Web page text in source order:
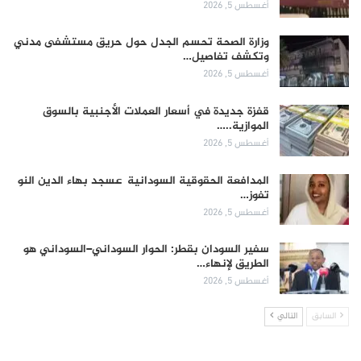
أغسطس 5, 2026
وزارة الصحة تحسم الجدل حول حريق مستشفى مدني
وتكشف تفاصيل…
أغسطس 5, 2026
قفزة جديدة في أسعار العملات الأجنبية بالسوق
الموازية..…
أغسطس 5, 2026
المدافعة الحقوقية السودانية عسجد بهاء الدين النو
تفوز…
أغسطس 5, 2026
سفير السودان بقطر: الحوار السوداني–السوداني هو
الطريق لإنهاء…
أغسطس 5, 2026
السابق التالي